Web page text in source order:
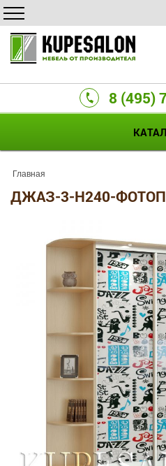
8 (495)
Главная
ДЖАЗ-3-H240-